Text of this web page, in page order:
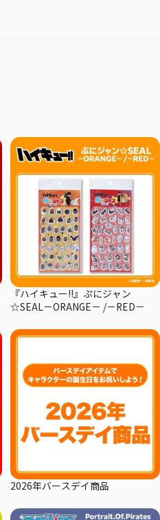
『ハイキュー!!』ぷにジャン
☆SEAL－ORANGE－ /－RED－
2026年バースデイ商品